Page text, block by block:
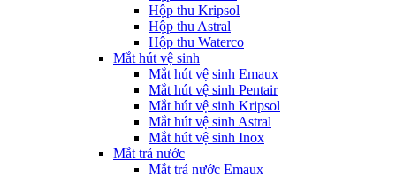
Hộp thu Kripsol
Hộp thu Astral
Hộp thu Waterco
Mắt hút vệ sinh
Mắt hút vệ sinh Emaux
Mắt hút vệ sinh Pentair
Mắt hút vệ sinh Kripsol
Mắt hút vệ sinh Astral
Mắt hút vệ sinh Inox
Mắt trả nước
Mắt trả nước Emaux